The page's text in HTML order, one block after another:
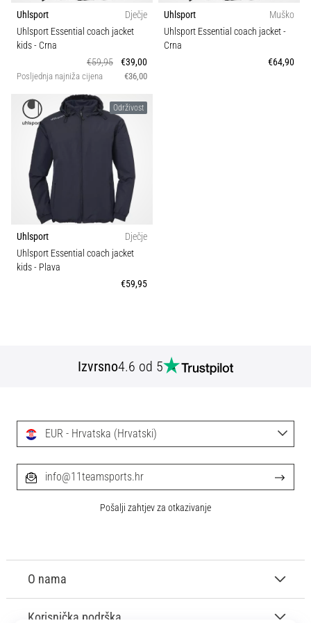
sa
službenim
dresovima
kopačkama
adidas
PUMA.
svake
utakmice,
gola…
Prikaži
sve
Uhlsport
Dječje
Uhlsport Essential coach jacket
kids- Crna
€59,95
€39,00
Posljednja najniža cijena €36,00
Uhlsport
Muško
Uhlsport Essential coach jacket-
Crna
€64,90
Održivost
Uhlsport
Dječje
Uhlsport Essential coach jacket
kids- Plava
€59,95
Izvrsno4.6 od 5
O nama
Korisnička podrška
EUR - Hrvatska (Hrvatski)
info@11teamsports.hr
Pošalji zahtjev za otkazivanje